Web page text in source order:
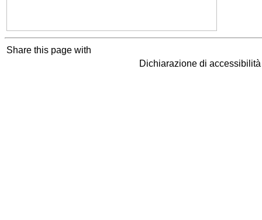
Share this page with
Dichiarazione di